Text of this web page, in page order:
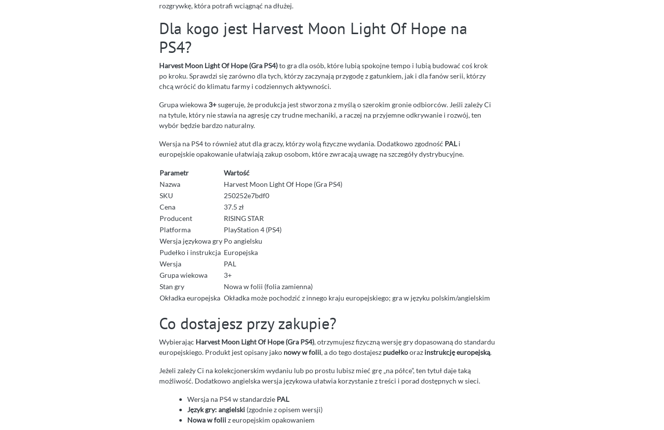
rozgrywkę, która potrafi wciągnąć na dłużej.
Dla kogo jest Harvest Moon Light Of Hope na
PS4?
Harvest Moon Light Of Hope (Gra PS4)to gra dla osób, które lubią spokojne tempo i lubią budować coś krok
po kroku. Sprawdzi się zarówno dla tych, którzy zaczynają przygodę z gatunkiem, jak i dla fanów serii, którzy
chcą wrócić do klimatu farmy i codziennych aktywności.
Grupa wiekowa3+sugeruje, że produkcja jest stworzona z myślą o szerokim gronie odbiorców. Jeśli zależy Ci
na tytule, który nie stawia na agresję czy trudne mechaniki, a raczej na przyjemne odkrywanie i rozwój, ten
wybór będzie bardzo naturalny.
Wersja na PS4 to również atut dla graczy, którzy wolą fizyczne wydania. Dodatkowo zgodność PALi
europejskie opakowanie ułatwiają zakup osobom, które zwracają uwagę na szczegóły dystrybucyjne.
Parametr
Wartość
Nazwa
Harvest Moon Light Of Hope (Gra PS4)
SKU
250252e7bdf0
Cena
37.5 zł
Producent
RISING STAR
Platforma
PlayStation 4 (PS4)
Wersja językowa gry Po angielsku
Pudełko i instrukcja Europejska
Wersja
PAL
Grupa wiekowa
3+
Stan gry
Nowa w folii (folia zamienna)
Okładka europejska Okładka może pochodzić z innego kraju europejskiego; gra w języku polskim/angielskim
Co dostajesz przy zakupie?
Wybierając Harvest Moon Light Of Hope (Gra PS4), otrzymujesz fizyczną wersję gry dopasowaną do standardu
europejskiego. Produkt jest opisany jako nowy w folii, a do tego dostajesz pudełkooraz instrukcję europejską.
Jeżeli zależy Ci na kolekcjonerskim wydaniu lub po prostu lubisz mieć grę „na półce”, ten tytuł daje taką
możliwość. Dodatkowo angielska wersja językowa ułatwia korzystanie z treści i porad dostępnych w sieci.
Wersja na PS4 w standardzie PAL
Język gry: angielski (zgodnie z opisem wersji)
Nowa w foliiz europejskim opakowaniem